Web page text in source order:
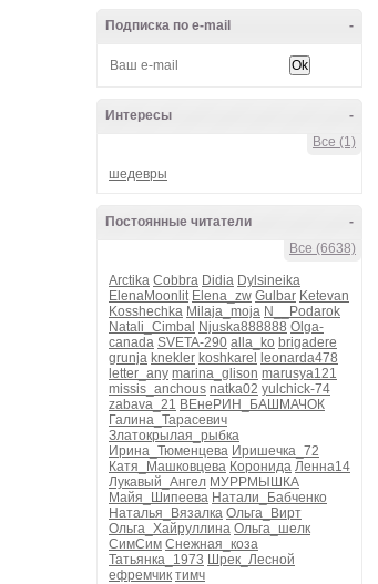
-
Подписка по e-mail
-
Интересы
Все (1)
шедевры
-
Постоянные читатели
Все (6638)
Arctika Cobbra Didia Dylsineika
ElenaMoonlit Elena_zw Gulbar Ketevan
Kosshechka Milaja_moja N__Podarok
Natali_Cimbal Njuska888888 Olga-
canada SVETA-290 alla_ko brigadere
grunja knekler koshkarel
leonarda478
letter_any marina_glison marusya121
missis_anchous natka02 yulchick-74
zabava_21 ВЕнеРИН_БАШМАЧОК
Галина_Тарасевич
Златокрылая_рыбка
Ирина_Тюменцева Иришечка_72
Катя_Машковцева Коронида Ленна14
Лукавый_Ангел МУРРМЫШКА
Майя_Шипеева Натали_Бабченко
Наталья_Вязалка Ольга_Вирт
Ольга_Хайруллина Ольга_шелк
СимСим Снежная_коза
Татьянка_1973 Шрек_Лесной
ефремчик тимч